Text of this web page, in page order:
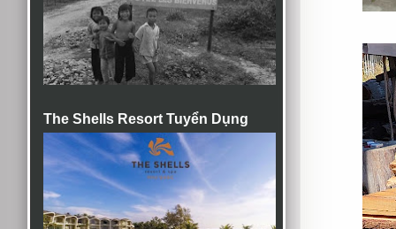
The Shells Resort Tuyển Dụng